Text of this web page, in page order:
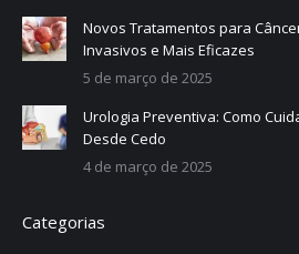
Novos Tratamentos para
Invasivos e Mais Eficazes
5 de março de 2025
Urologia Preventiva: Como
Desde Cedo
4 de março de 2025
Categorias